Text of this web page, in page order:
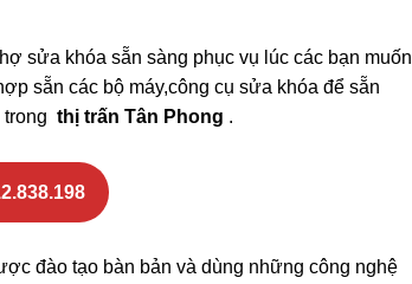
sửa khóa sẵn sàng phục vụ lúc các bạn muốn
sẵn các bộ máy,công cụ sửa khóa để sẵn
thị trấn Tân Phong .
đào tạo bàn bản và dùng những công nghệ